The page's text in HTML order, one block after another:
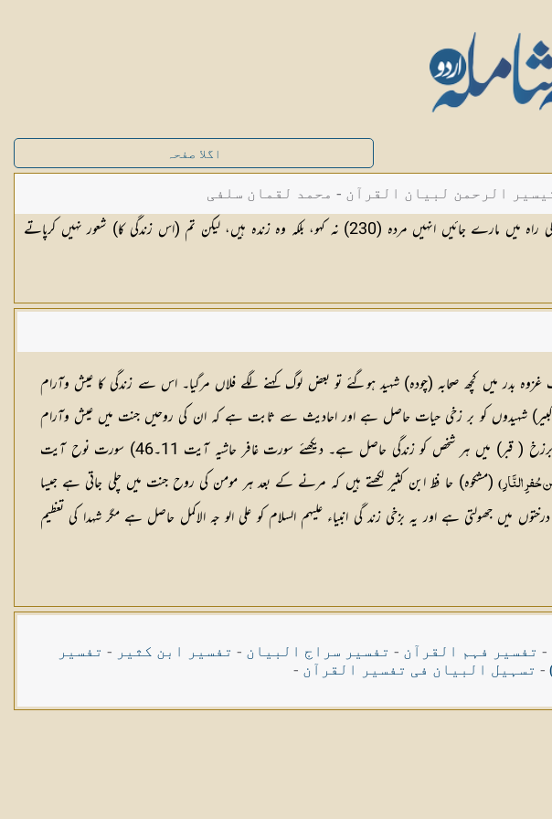
اگلا صفحہ
الرحمن لبیان القرآن - محمد لقمان سلفی
اور جو اللہ کی راہ میں مارے جائیں انہیں مردہ (230) نہ کہو، بلکہ وہ زندہ ہیں، لیکن تم (اس زندگی کا) شعور نہیں کرپاتے
بدر میں کچھ صحابہ (چودہ) شہید ہوگئے تو بعض لوگ کہنے لگے فلاں مرگیا۔ اس سے زندگی کا عیش وآرام
شہیدوں کو بر زخی حیات حاصل ہے اور احادیث سے ثابت ہے کہ ان کی روحیں جنت میں عیش وآرام
سے بسر کر رہے ہیں (دیکھئے آل عمران حاشیہ آیت 169۔170) اور قرآن و حدیث سے بھی ثابت ہوتا ہے کہ مرنے کے بعد برزخ ( قبر) میں ہر شخص کو زندگی حاصل ہے۔ دیکھئے سورت غافر حاشیہ آیت 11۔46) سورت نوح آیت
حُفرِ النَّارِ) (مشکوہ) حا فظ ابن کثیر لکھتے ہیں کہ مرنے کے بعد ہر مومن کی روح جنت میں چلی جاتی ہے جیسا
میں جھولتی ہے اور یہ بزخی زند گی انبیاء علیہم السلام کو علی الو جہ الاکمل حاصل ہے مگر شہدا کی تعظیم
- تفسیر فہم القرآن - تفسیر سراج البیان - تفسیر ابن کثیر - تفسیر
- تسہیل البیان فی تفسیر القرآن -